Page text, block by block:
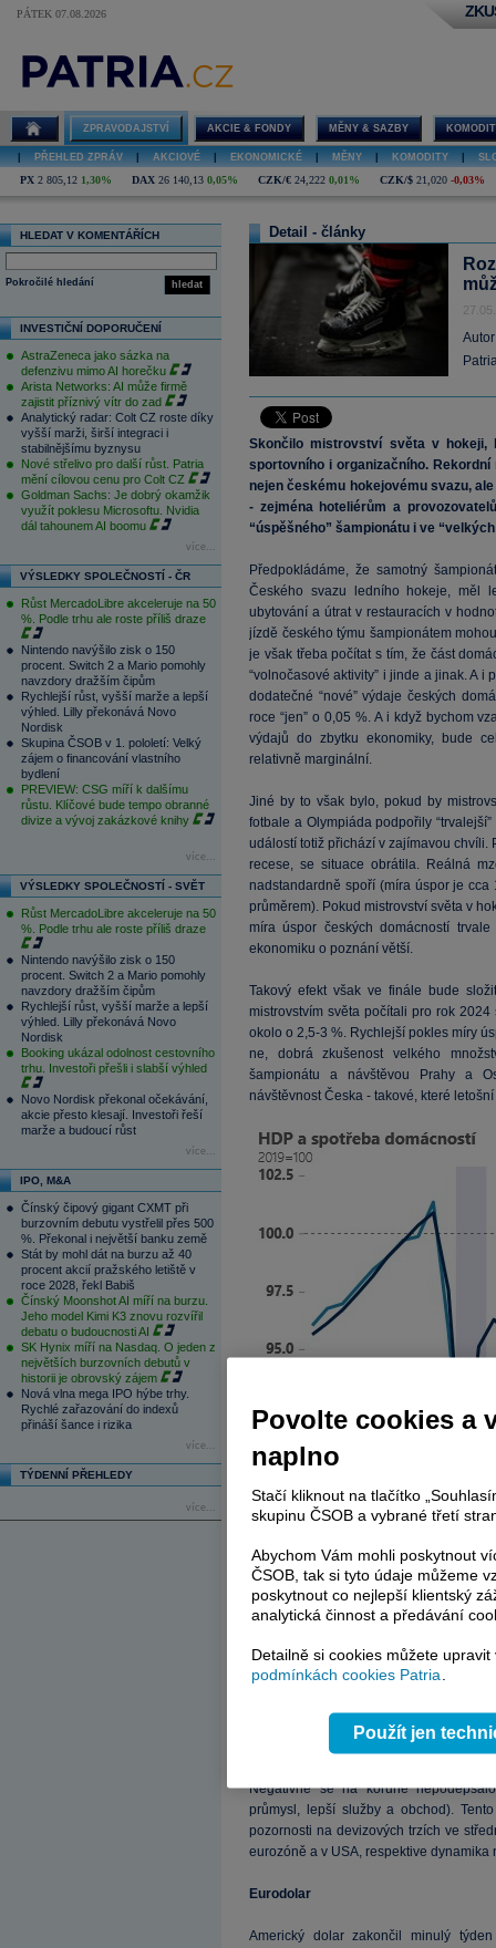
PÁTEK 07.08.2026
ZPRAVODAJSTVÍ AKCIE & FONDY MĚNY & SAZBY
PŘEHLED ZPRÁV AKCIOVÉ EKONOMICKÉ MĚNY KOMODITY
PX 2 805,12 1,30% DAX 26 140,13 0,05% CZK/€ 24,222 0,01% CZK/$ 21,020 -0,03%
HLEDAT V KOMENTÁŘÍCH
hledat
Pokročilé hledání
INVESTIČNÍ DOPORUČENÍ
AstraZeneca jako sázka na
defenzivu mimo AI horečku
Arista Networks: AI může firmě
zajistit příznivý vítr do zad
Analytický radar: Colt CZ roste díky
vyšší marži, širší integraci i
stabilnějšímu byznysu
Nové střelivo pro další růst. Patria
mění cílovou cenu pro Colt CZ
Goldman Sachs: Je dobrý okamžik
využít poklesu Microsoftu. Nvidia
dál tahounem AI boomu
více...
VÝSLEDKY SPOLEČNOSTÍ - ČR
Růst MercadoLibre akceleruje na 50
%. Podle trhu ale roste příliš draze
Nintendo navýšilo zisk o 150
procent. Switch 2 a Mario pomohly
navzdory dražším čipům
Rychlejší růst, vyšší marže a lepší
výhled. Lilly překonává Novo
Nordisk
Skupina ČSOB v 1. pololetí: Velký
zájem o financování vlastního
bydlení
PREVIEW: CSG míří k dalšímu
růstu. Klíčové bude tempo obranné
divize a vývoj zakázkové knihy
více...
VÝSLEDKY SPOLEČNOSTÍ - SVĚT
Růst MercadoLibre akceleruje na 50
%. Podle trhu ale roste příliš draze
Nintendo navýšilo zisk o 150
procent. Switch 2 a Mario pomohly
navzdory dražším čipům
Rychlejší růst, vyšší marže a lepší
výhled. Lilly překonává Novo
Nordisk
Booking ukázal odolnost cestovního
trhu. Investoři přešli i slabší výhled
Novo Nordisk překonal očekávání,
akcie přesto klesají. Investoři řeší
marže a budoucí růst
více...
IPO, M&A
Čínský čipový gigant CXMT při
burzovním debutu vystřelil přes 500
%. Překonal i největší banku země
Stát by mohl dát na burzu až 40
procent akcií pražského letiště v
roce 2028, řekl Babiš
Čínský Moonshot AI míří na burzu.
Jeho model Kimi K3 znovu rozvířil
debatu o budoucnosti AI
SK Hynix míří na Nasdaq. O jeden z
největších burzovních debutů v
historii je obrovský zájem
Nová vlna mega IPO hýbe trhy.
Rychlé zařazování do indexů
přináší šance i rizika
více...
TÝDENNÍ PŘEHLEDY
více...
Detail - články
Skončilo mistrovství světa v
sportovního i organizačního.
nejen českému hokejovému svazu,
- zejména hoteliérům a
“úspěšného” šampionátu i ve
Předpokládáme, že samotný
Českého svazu ledního hokeje, měl
ubytování a útrat v restauracích v
jízdě českého týmu šampionátem
je však třeba počítat s tím, že část
“volnočasové aktivity” i jinde a jinak. A
dodatečné “nové” výdaje českých
roce “jen” o 0,05 %. A i když bychom
výdajů do zbytku ekonomiky, bude
relativně marginální.
Jiné by to však bylo, pokud by
fotbale a Olympiáda podpořily
událostí totiž přichází v zajímavou
recese, se situace obrátila. Reálná
nadstandardně spoří (míra úspor je
průměrem). Pokud mistrovství světa v
míra úspor českých domácností
ekonomiku o poznání větší.
Takový efekt však ve finále bude
mistrovstvím světa počítali pro rok
okolo o 2,5-3 %. Rychlejší pokles míry
ne, dobrá zkušenost velkého
šampionátu a návštěvou Prahy a
návštěvnost Česka - takové, které
*** TRHY ***
Negativně se na koruně
průmysl, lepší služby a obchod).
pozornosti na devizových trzích ve
eurozóně a v USA, respektive dynamika
Eurodolar
Americký dolar zakončil minulý
Povolte cookies a
naplno
Stačí kliknout na tlačítko
skupinu ČSOB a vybrané třetí
Abychom Vám mohli poskytnout
ČSOB, tak si tyto údaje můžeme
poskytnout co nejlepší klientský
analytická činnost a předávání
Detailně si cookies můžete
podmínkách cookies Patria.
Použít jen